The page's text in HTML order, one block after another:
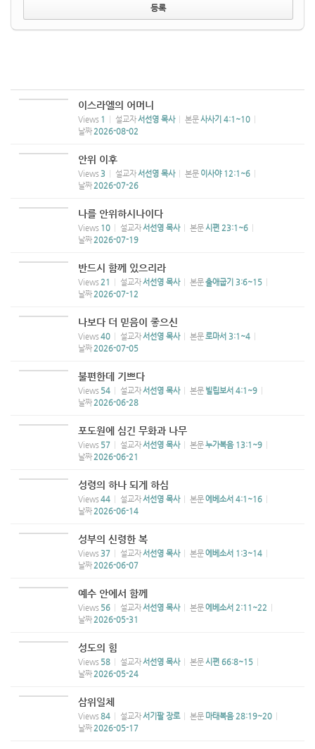
이스라엘의 어머니
Views 1 설교자서선영 목사 본문사사기 4:1~10
날짜 2026-08-02
안위 이후
Views 3 설교자서선영 목사 본문 이사야 12:1~6
날짜 2026-07-26
나를 안위하시나이다
Views 10 설교자서선영 목사 본문 시편 23:1~6
날짜 2026-07-19
반드시 함께 있으리라
Views 21 설교자서선영 목사 본문출애굽기 3:6~15
날짜 2026-07-12
나보다 더 믿음이 좋으신
Views 40 설교자서선영 목사 본문로마서 3:1~4
날짜 2026-07-05
불편한데 기쁘다
Views 54 설교자서선영 목사 본문 빌립보서 4:1~9
날짜 2026-06-28
포도원에 심긴 무화과 나무
Views 57 설교자서선영 목사 본문누가복음 13:1~9
날짜 2026-06-21
성령의 하나 되게 하심
Views 44 설교자서선영 목사 본문에베소서 4:1~16
날짜 2026-06-14
성부의 신령한 복
Views 37 설교자서선영 목사 본문에베소서 1:3~14
날짜 2026-06-07
예수 안에서 함께
Views 56 설교자서선영 목사 본문에베소서 2:11~22
날짜 2026-05-31
성도의 힘
Views 58 설교자서선영 목사 본문 시편 66:8~15
날짜 2026-05-24
삼위일체
Views 84 설교자서기팔 장로 본문 마태복음 28:19~20
날짜 2026-05-17